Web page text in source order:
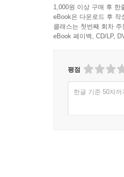
제1장 계약총론
제2장 계약각론
제2장 상가건물 임대
제3장 가등기담보 등
제4장 집합건물의 소
1,000원 이상 구매 후 한
eBook은 다운로드 후 작
클래스는 첫번째 회차
eBook 페이백, CD/LP,
평점
한글 기준 50자까